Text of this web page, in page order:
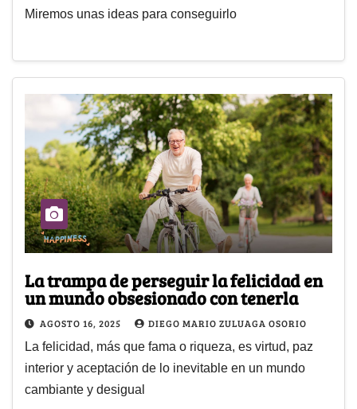
Miremos unas ideas para conseguirlo
La trampa de perseguir la felicidad en
un mundo obsesionado con tenerla
AGOSTO 16, 2025 DIEGO MARIO ZULUAGA OSORIO
La felicidad, más que fama o riqueza, es virtud, paz
interior y aceptación de lo inevitable en un mundo
cambiante y desigual